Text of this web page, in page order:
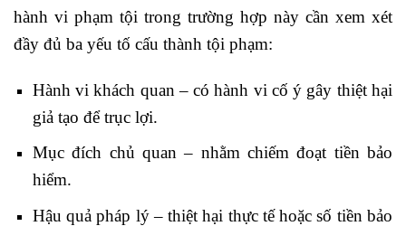
hành vi phạm tội trong trường hợp này cần xem xét
đầy đủ ba yếu tố cấu thành tội phạm:
Hành vi khách quan – có hành vi cố ý gây thiệt hại
giả tạo để trục lợi.
Mục đích chủ quan – nhằm chiếm đoạt tiền bảo
hiểm.
Hậu quả pháp lý – thiệt hại thực tế hoặc số tiền bảo